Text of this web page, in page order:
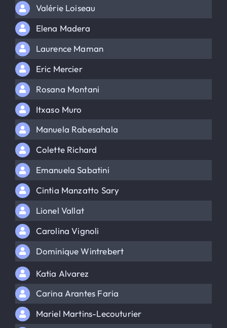
Valérie Loiseau
Elena Madera
Laurence Maman
Eric Mercier
Rosana Montani
Itxaso Muro
Manuela Rabesahala
Colette Richard
Emanuela Sabatini
Cintia Manzatto Sary
Lionel Vallat
Carolina Vignoli
Dominique Wintrebert
Katia Alvarez
Carina Arantes Faria
Mariel Martins-Lecouturier